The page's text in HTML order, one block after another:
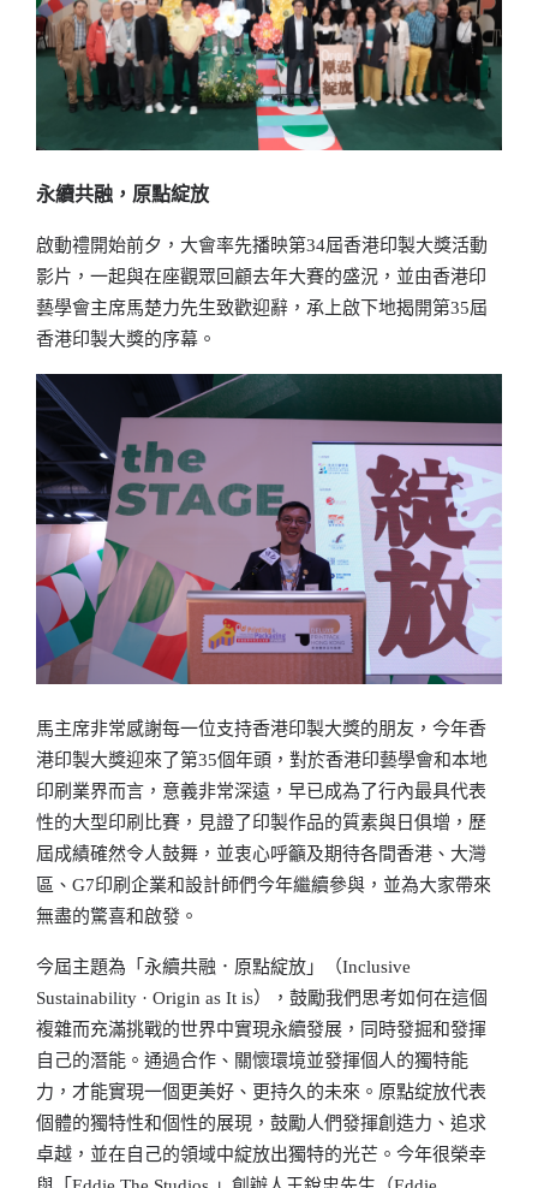
永續共融，原點綻放
啟動禮開始前夕，大會率先播映第34屆香港印製大獎活動
影片，一起與在座觀眾回顧去年大賽的盛況，並由香港印
藝學會主席馬楚力先生致歡迎辭，承上啟下地揭開第35屆
香港印製大獎的序幕。
馬主席非常感謝每一位支持香港印製大獎的朋友，今年香
港印製大獎迎來了第35個年頭，對於香港印藝學會和本地
印刷業界而言，意義非常深遠，早已成為了行內最具代表
性的大型印刷比賽，見證了印製作品的質素與日俱增，歷
屆成績確然令人鼓舞，並衷心呼籲及期待各間香港、大灣
區、G7印刷企業和設計師們今年繼續參與，並為大家帶來
無盡的驚喜和啟發。
今屆主題為「永續共融．原點綻放」（Inclusive
Sustainability · Origin as It is），鼓勵我們思考如何在這個
複雜而充滿挑戰的世界中實現永續發展，同時發掘和發揮
自己的潛能。通過合作、關懷環境並發揮個人的獨特能
力，才能實現一個更美好、更持久的未來。原點绽放代表
個體的獨特性和個性的展現，鼓勵人們發揮創造力、追求
卓越，並在自己的領域中綻放出獨特的光芒。今年很榮幸